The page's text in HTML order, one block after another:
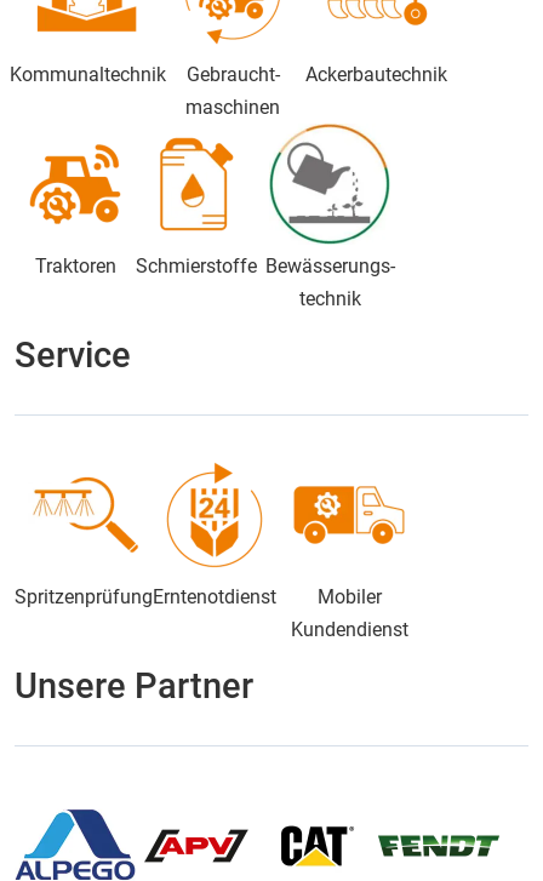
Kommunaltechnik
Gebraucht-
maschinen
Ackerbautechnik
Traktoren Schmierstoffe Bewässerungs-
technik
Service
SpritzenprüfungErntenotdienst
Mobiler
Kundendienst
Unsere Partner